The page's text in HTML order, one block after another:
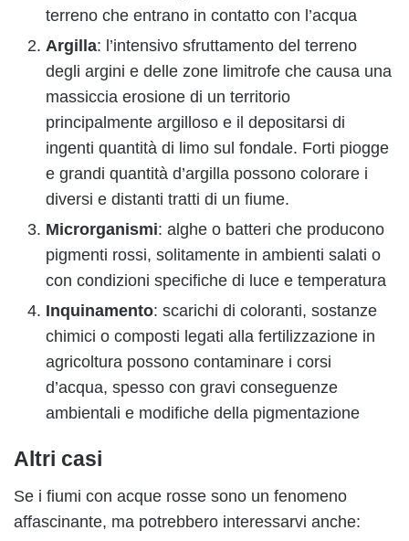
terreno che entrano in contatto con l’acqua
Argilla: l’intensivo sfruttamento del terreno
degli argini e delle zone limitrofe che causa una
massiccia erosione di un territorio
principalmente argilloso e il depositarsi di
ingenti quantità di limo sul fondale. Forti piogge
e grandi quantità d’argilla possono colorare i
diversi e distanti tratti di un fiume.
Microrganismi: alghe o batteri che producono
pigmenti rossi, solitamente in ambienti salati o
con condizioni specifiche di luce e temperatura
Inquinamento: scarichi di coloranti, sostanze
chimici o composti legati alla fertilizzazione in
agricoltura possono contaminare i corsi
d’acqua, spesso con gravi conseguenze
ambientali e modifiche della pigmentazione
Altri casi
Se i fiumi con acque rosse sono un fenomeno
affascinante, ma potrebbero interessarvi anche: